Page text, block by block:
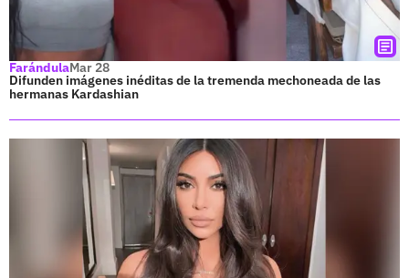
FarándulaMar 28
Difunden imágenes inéditas de la tremenda mechoneada de las
hermanas Kardashian